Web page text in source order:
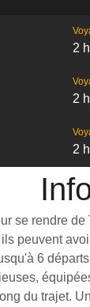
2
2
2
se rendre
peuvent
6
du trajet.